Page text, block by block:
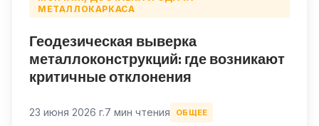
МЕТАЛЛОКАРКАСА
Геодезическая выверка
металлоконструкций: где возникают
критичные отклонения
23 июня 2026 г.7 мин чтения ОБЩЕЕ